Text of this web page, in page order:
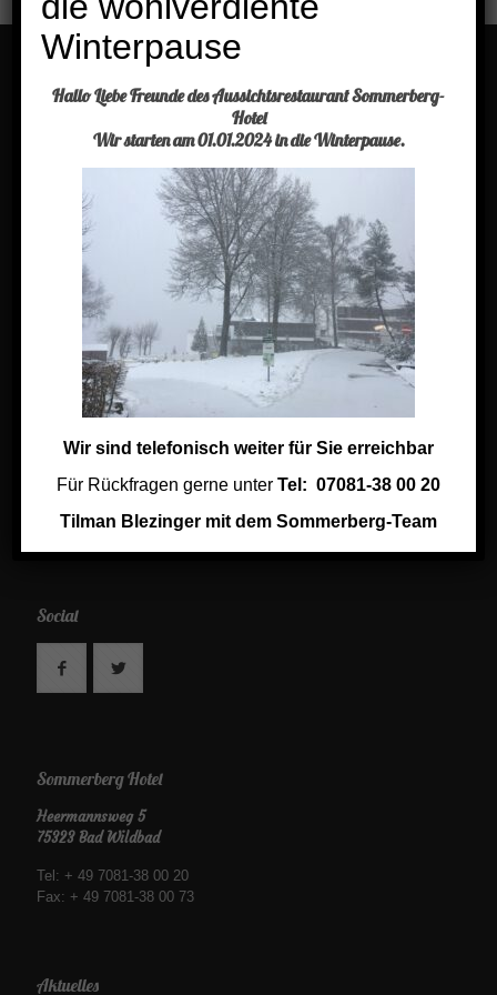
Menü
Aktuelles
Kontakt
Impressum
Jobs im Sommerberg Hotel
Keramik Shop
Social
Sommerberg Hotel
Heermannsweg 5
75323 Bad Wildbad
Tel: + 49 7081-38 00 20
Fax: + 49 7081-38 00 73
Aktuelles
Winterpause
Hallo Liebe Freunde des Aussichtsrestaurant Sommerberg-
Hotel
Wir starten am 01.01.2024 in die Winterpause.
Wir sind telefonisch weiter für Sie erreichbar
Für Rückfragen gerne unter Tel: 07081-38 00 20
Tilman Blezinger mit dem Sommerberg-Team